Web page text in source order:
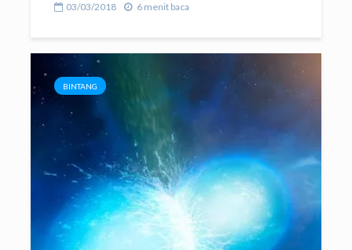
03/03/2018 6 menit baca
BINTANG